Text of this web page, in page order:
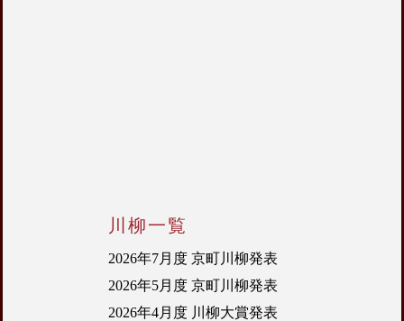
川柳一覧
2026年7月度 京町川柳発表
2026年5月度 京町川柳発表
2026年4月度 川柳大賞発表